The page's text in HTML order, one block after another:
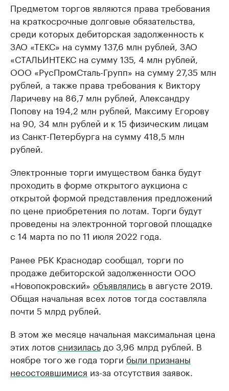
Предметом торгов являются права требования
на краткосрочные долговые обязательства,
среди которых дебиторская задолженность к
ЗАО «ТЕКС» на сумму 137,6 млн рублей, ЗАО
«СТАЛЬИНТЕКС на сумму 135, 4 млн рублей,
ООО «РусПромСталь-Групп» на сумму 27,35 млн
рублей, а также права требования к Виктору
Ларичеву на 86,7 млн рублей, Александру
Попову на 194,2 млн рублей, Максиму Егорову
на 90, 34 млн рублей и к 15 физическим лицам
из Санкт-Петербурга на сумму 418,5 млн
рублей.
Электронные торги имуществом банка будут
проходить в форме открытого аукциона с
открытой формой представления предложений
по цене приобретения по лотам. Торги будут
проведены на электронной торговой площадке
с 14 марта по по 11 июля 2022 года.
Ранее РБК Краснодар сообщал, торги по
продаже дебиторской задолженности ООО
«Новопокровский» объявлялись в августе 2019.
Общая начальная всех лотов тогда составляла
почти 5 млрд рублей.
В этом же месяце начальная максимальная цена
этих лотов снизилась до 3,96 млрд рублей. В
ноябре того же года торги были признаны
несостоявшимися из-за отсутствия заявок.